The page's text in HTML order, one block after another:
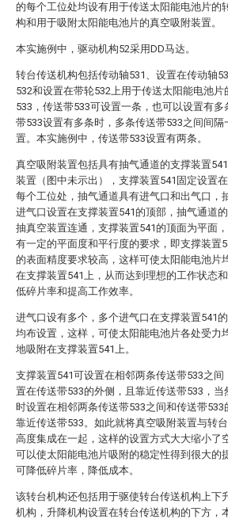
的每个工位处均设有用于传送太阳能电池片的
构和用于吸附太阳能电池片的真空吸附装置。
本实施例中，驱动机构52采用DD马达。
转台传送机构包括传动轴531、设置在传动轴
532和设置在带轮532上用于传送太阳能电池片
533，传送带533可设置一条，也可以设置有多
带533设置有多条时，多条传送带533之间间隔
置。本实施例中，传送带533设置有两条。
真空吸附装置包括具有抽气通道的支撑装置
装置（图中未示出），支撑装置541固定设置
每个工位处，抽气通道具有进气口和出气口，
进气口设置在支撑装置541的顶部，抽气通道
抽真空装置连通，支撑装置541的顶面为平面
有一定的平面度和平行度的要求，即支撑装置
的表面精度要求较高，这样可使太阳能电池片
在支撑装置541上，从而达到理想的工作状态
低碎片率和提高工作效率。
进气口设有多个，多个进气口在支撑装置541
均布设置，这样，可使太阳能电池片各处受力
地吸附在支撑装置541上。
支撑装置541可设置在相邻两条传送带533之间
置在传送带533的外侧，且靠近传送带533，当
时设置在相邻两条传送带533之间和传送带533
靠近传送带533。如此就将真空吸附装置与转
高度集成在一起，这样的设置方式大大缩小了
可以使太阳能电池片吸附的稳定性得到很大的
可降低碎片率，降低成本。
该转台机构还包括用于驱使转台传送机构上下
机构，升降机构设置在转台传送机构的下方，